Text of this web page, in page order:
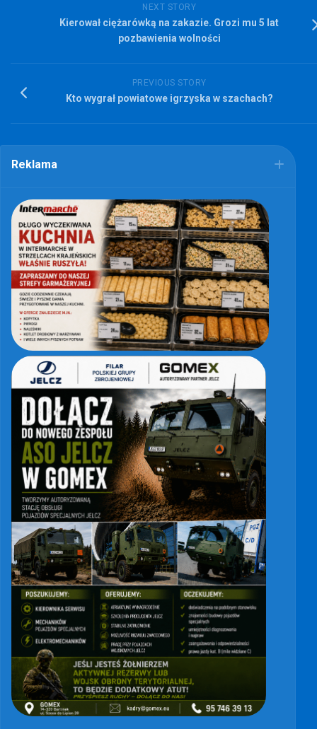
NEXT STORY
Kierował ciężarówką na zakazie. Grozi mu 5 lat
pozbawienia wolności
PREVIOUS STORY
Kto wygrał powiatowe igrzyska w szachach?
Reklama